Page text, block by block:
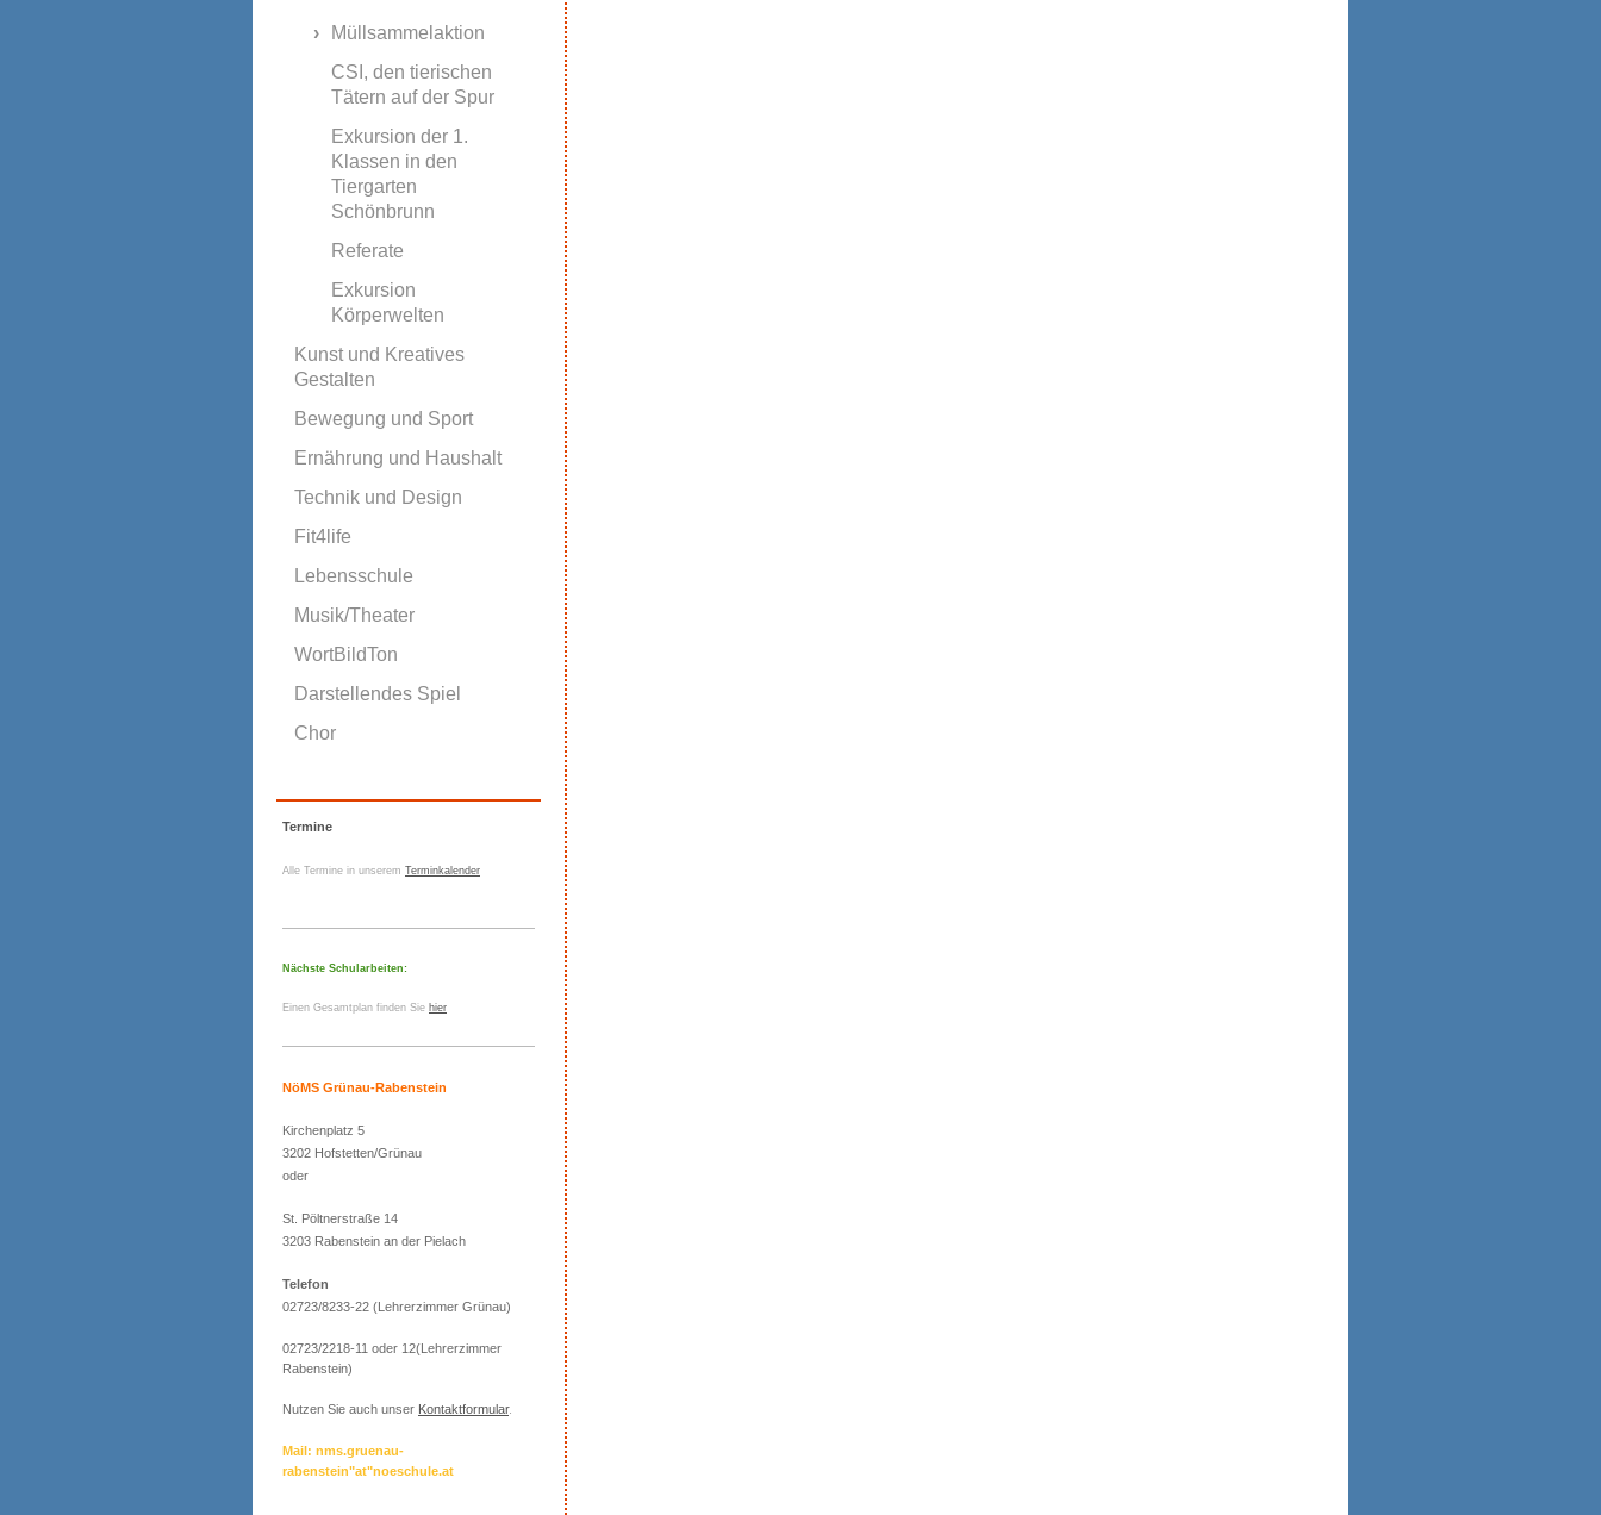
Müllsammelaktion
CSI, den tierischen
Tätern auf der Spur
Exkursion der 1.
Klassen in den
Tiergarten
Schönbrunn
Referate
Exkursion
Körperwelten
Kunst und Kreatives
Gestalten
Bewegung und Sport
Ernährung und Haushalt
Technik und Design
Fit4life
Lebensschule
Musik/Theater
WortBildTon
Darstellendes Spiel
Chor
Termine
Alle Termine in unserem Terminkalender
Nächste Schularbeiten:
Einen Gesamtplan finden Sie hier
NöMS Grünau-Rabenstein
Kirchenplatz 5
3202 Hofstetten/Grünau
oder
St. Pöltnerstraße 14
3203 Rabenstein an der Pielach
Telefon
02723/8233-22 (Lehrerzimmer Grünau)
02723/2218-11 oder 12(Lehrerzimmer
Rabenstein)
Nutzen Sie auch unser Kontaktformular.
Mail: nms.gruenau-
rabenstein"at"noeschule.at